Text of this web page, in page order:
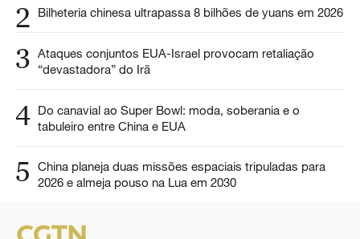
2 Bilheteria chinesa ultrapassa 8 bilhões de yuans em 2026
3 Ataques conjuntos EUA-Israel provocam retaliação
“devastadora” do Irã
4 Do canavial ao Super Bowl: moda, soberania e o
tabuleiro entre China e EUA
5
China planeja duas missões espaciais tripuladas para
2026 e almeja pouso na Lua em 2030